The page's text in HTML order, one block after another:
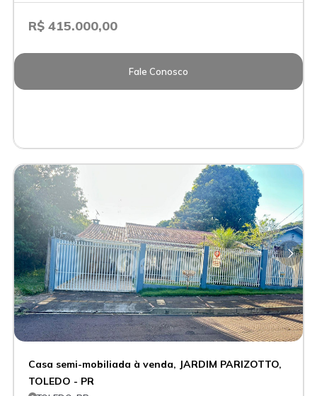
R$ 415.000,00
Fale Conosco
Casa semi-mobiliada à venda, JARDIM PARIZOTTO,
TOLEDO - PR